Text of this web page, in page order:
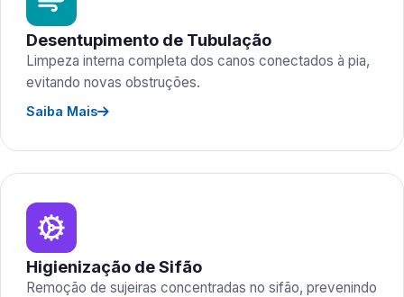
Desentupimento de Tubulação
Limpeza interna completa dos canos conectados à pia,
evitando novas obstruções.
Saiba Mais
Higienização de Sifão
Remoção de sujeiras concentradas no sifão, prevenindo